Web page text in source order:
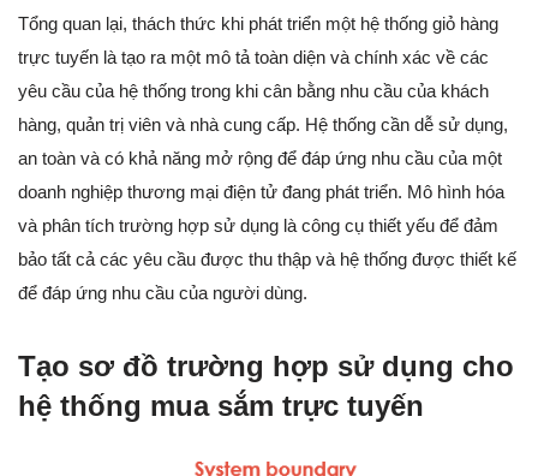
Tổng quan lại, thách thức khi phát triển một hệ thống giỏ hàng
trực tuyến là tạo ra một mô tả toàn diện và chính xác về các
yêu cầu của hệ thống trong khi cân bằng nhu cầu của khách
hàng, quản trị viên và nhà cung cấp. Hệ thống cần dễ sử dụng,
an toàn và có khả năng mở rộng để đáp ứng nhu cầu của một
doanh nghiệp thương mại điện tử đang phát triển. Mô hình hóa
và phân tích trường hợp sử dụng là công cụ thiết yếu để đảm
bảo tất cả các yêu cầu được thu thập và hệ thống được thiết kế
để đáp ứng nhu cầu của người dùng.
Tạo sơ đồ trường hợp sử dụng cho
hệ thống mua sắm trực tuyến